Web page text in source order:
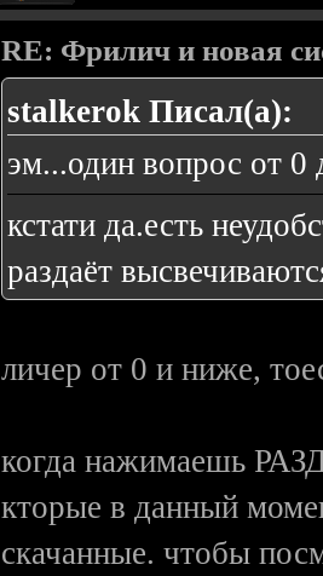
RE: Фрилич и новая
stalkerok Писал(а):
эм...один вопрос от 0
кстати да.есть
раздаёт
личер от 0 и ниже,
когда нажимаешь
кторые в данный
скачанные. чтобы